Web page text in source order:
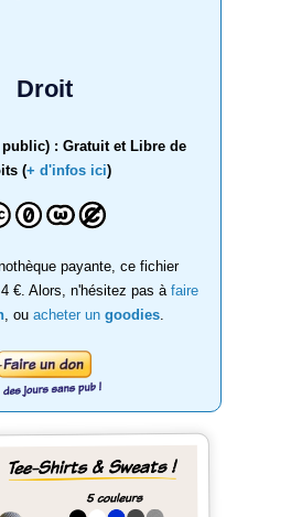
Droit
public) : Gratuit et Libre de
(+ d'infos ici)
payante, ce fichier
€. Alors, n'hésitez pas à faire
, ou acheter un goodies